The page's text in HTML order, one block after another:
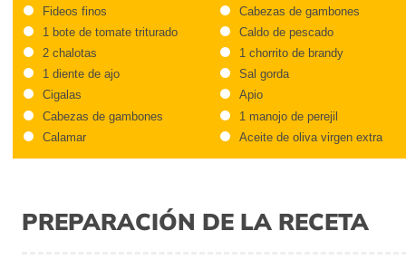
Fideos finos
1 bote de tomate triturado
2 chalotas
1 diente de ajo
Cigalas
Cabezas de gambones
Calamar
Cabezas de gambones
Caldo de pescado
1 chorrito de brandy
Sal gorda
Apio
1 manojo de perejil
Aceite de oliva virgen extra
PREPARACIÓN DE LA RECETA